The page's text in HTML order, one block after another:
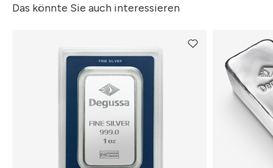
Das könnte Sie auch interessieren